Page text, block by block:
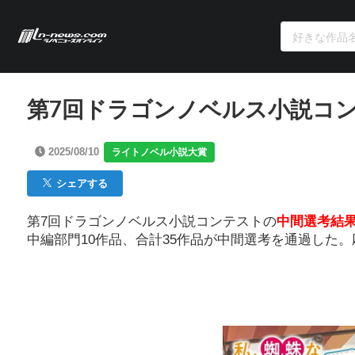
第7回ドラゴンノベルス小説コ
2025/08/10 ライトノベル小説大賞
シェアする
第7回ドラゴンノベルス小説コンテストの中間選考結
中編部門10作品、合計35作品が中間選考を通過した